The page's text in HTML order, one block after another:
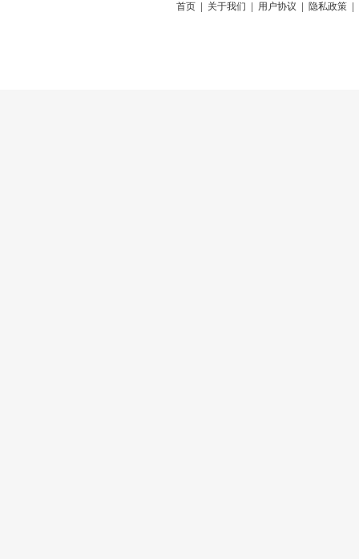
首页 关于我们 用户协议 隐私政策